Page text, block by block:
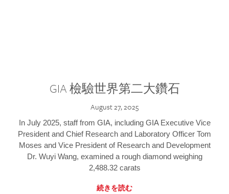
GIA 檢驗世界第二大鑽石
August 27, 2025
In July 2025, staff from GIA, including GIA Executive Vice
President and Chief Research and Laboratory Officer Tom
Moses and Vice President of Research and Development
Dr. Wuyi Wang, examined a rough diamond weighing
2,488.32 carats
続きを読む